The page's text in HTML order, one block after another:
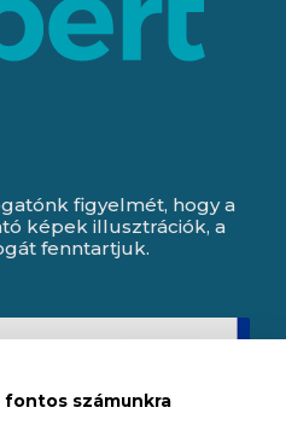
figyelmét, hogy a
képek illusztrációk, a
fenntartjuk.
fontos számunkra